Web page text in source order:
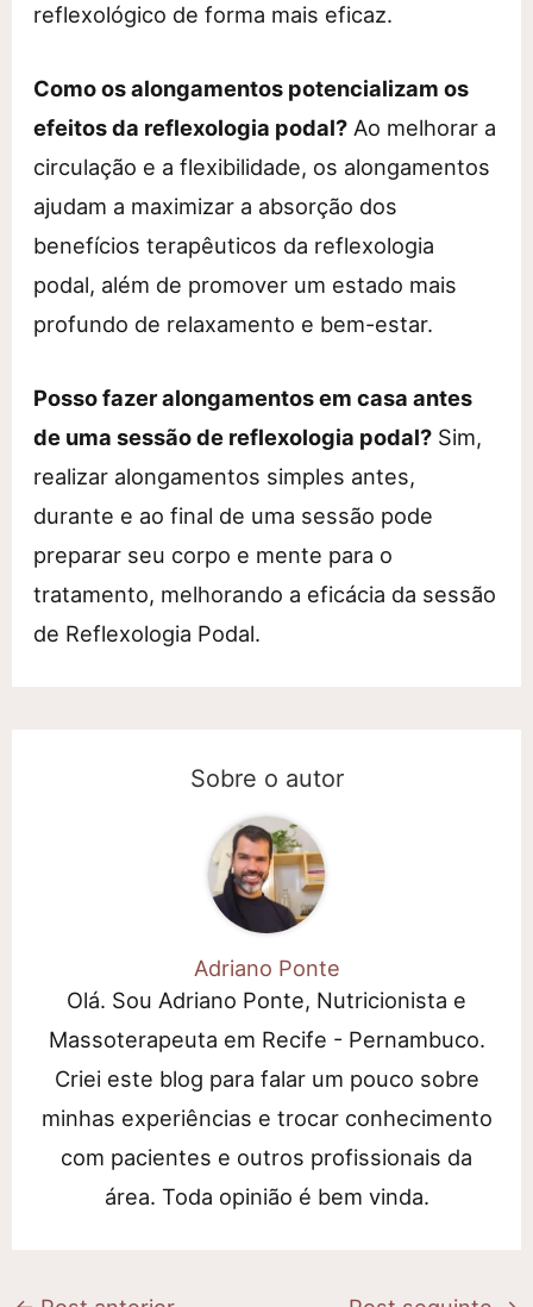
reflexológico de forma mais eficaz.
Como os alongamentos potencializam os
efeitos da reflexologia podal? Ao melhorar a
circulação e a flexibilidade, os alongamentos
ajudam a maximizar a absorção dos
benefícios terapêuticos da reflexologia
podal, além de promover um estado mais
profundo de relaxamento e bem-estar.
Posso fazer alongamentos em casa antes
de uma sessão de reflexologia podal? Sim,
realizar alongamentos simples antes,
durante e ao final de uma sessão pode
preparar seu corpo e mente para o
tratamento, melhorando a eficácia da sessão
de Reflexologia Podal.
Sobre o autor
Adriano Ponte
Olá. Sou Adriano Ponte, Nutricionista e
Massoterapeuta em Recife - Pernambuco.
Criei este blog para falar um pouco sobre
minhas experiências e trocar conhecimento
com pacientes e outros profissionais da
área. Toda opinião é bem vinda.